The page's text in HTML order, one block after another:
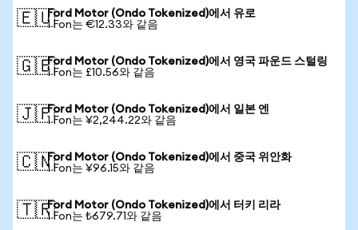
🇪🇺Ford Motor (Ondo Tokenized)에서 유로
1 Fon는 €12.33와 같음
🇬🇧Ford Motor (Ondo Tokenized)에서 영국 파운드 스털링
1 Fon는 £10.56와 같음
🇯🇵Ford Motor (Ondo Tokenized)에서 일본 엔
1 Fon는 ¥2,244.22와 같음
🇨🇳Ford Motor (Ondo Tokenized)에서 중국 위안화
1 Fon는 ¥96.15와 같음
🇹🇷Ford Motor (Ondo Tokenized)에서 터키 리라
1 Fon는 ₺679.71와 같음